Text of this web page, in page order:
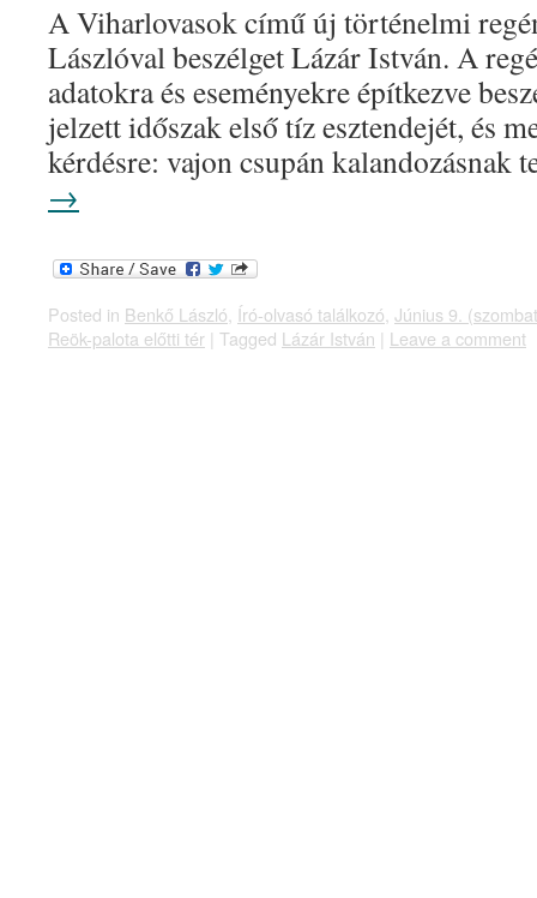
A Viharlovasok című új történelmi
Lászlóval beszélget Lázár István. A
adatokra és eseményekre építkezve
jelzett időszak első tíz esztendejét, és
kérdésre: vajon csupán
→
Posted in Benkő László, Író-olvasó találkozó, Június 9.
Reök-palota előtti tér | Tagged Lázár István | Leave a comment